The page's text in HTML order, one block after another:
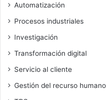
Automatización
Procesos industriales
Investigación
Transformación digital
Servicio al cliente
Gestión del recurso humano